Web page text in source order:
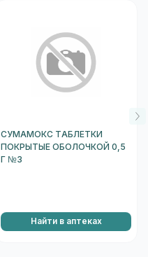
СУМАМОКС ТАБЛЕТКИ
ПОКРЫТЫЕ ОБОЛОЧКОЙ 0,5
Г №3
Найти в аптеках